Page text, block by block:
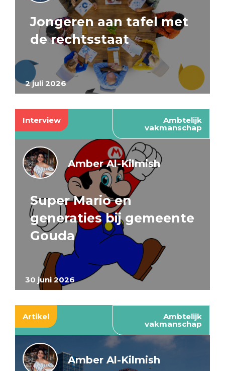
2 juli 2026
Jongeren aan tafel met
de rechtsstaat
Interview Ambtelijk
vakmanschap
30 juni 2026
Amber Al-Kilmish
Super Mario en
generaties bij gemeente
Gouda
Artikel Ambtelijk
vakmanschap
Amber Al-Kilmish